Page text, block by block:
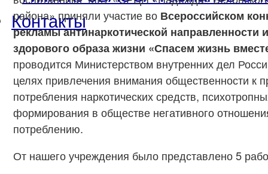
Контакты
района» приняли участие во Всероссийском
рекламы антинаркотической направленности
здорового образа жизни «Спасем жизнь
проводится Министерством внутренних дел
целях привлечения внимания общественности к
потребления наркотических средств,
формирования в обществе негативного
потреблению.
От нашего учреждения было представлено 5